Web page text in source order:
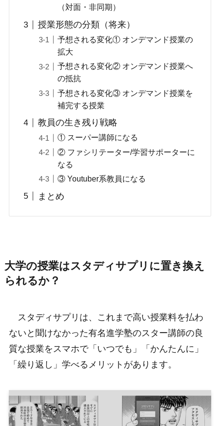
（対面・非同期）
授業形態の分類（将来）
予想される変化① オンデマンド授業の
拡大
予想される変化② オンデマンド授業へ
の抵抗
予想される変化③ オンデマンド授業を
補完する授業
教員の生き残り戦略
① スーパー講師になる
② ファシリテーター/学習サポーターに
なる
③ Youtuber系教員になる
まとめ
大学の授業はスタディサプリに置き換え
られるか？
スタディサプリは、これまで高い授業料を払わ
ないと聞けなかった有名進学塾のスター講師の良
質な授業をスマホで「いつでも」「かんたんに」
「繰り返し」学べるメリットがあります。